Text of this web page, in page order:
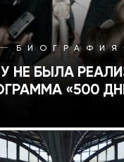
БИОГРАФИЯ
НЕ БЫЛА
«500